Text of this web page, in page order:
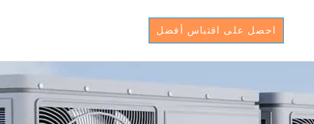
احصل على اقتباس أفضل